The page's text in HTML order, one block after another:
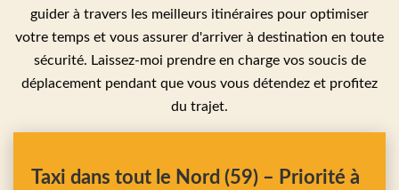
guider à travers les meilleurs itinéraires pour optimiser
votre temps et vous assurer d'arriver à destination en toute
sécurité. Laissez-moi prendre en charge vos soucis de
déplacement pendant que vous vous détendez et profitez
du trajet.
Taxi dans tout le Nord (59) – Priorité à